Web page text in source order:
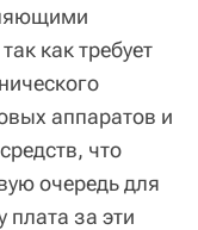
как требует
аппаратов и
что
очередь для
плата за эти